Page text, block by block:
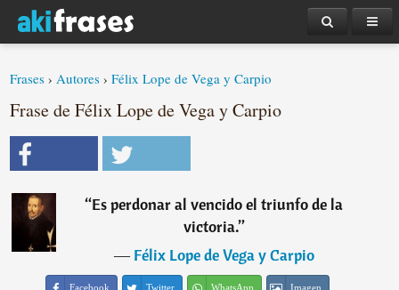
Frases ›Autores ›Félix Lope de Vega y Carpio
Frase de Félix Lope de Vega y Carpio
“Es perdonar al vencido el triunfo de la
victoria.”
―Félix Lope de Vega y Carpio
Facebook Twitter WhatsApp Imagen